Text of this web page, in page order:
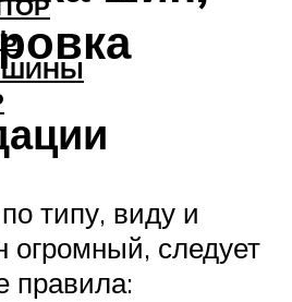
ШИНЫ
типу, виду и
огромный, следует
правила: